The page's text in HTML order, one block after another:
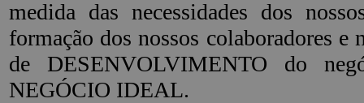
medida das necessidades dos
formação dos nossos colaboradores
de DESENVOLVIMENTO do
NEGÓCIO IDEAL.